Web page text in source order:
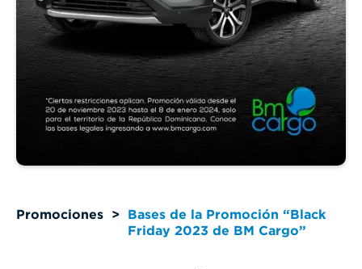
Promociones >
Bases de la Promoción “Black
Friday 2023 de BM Cargo”